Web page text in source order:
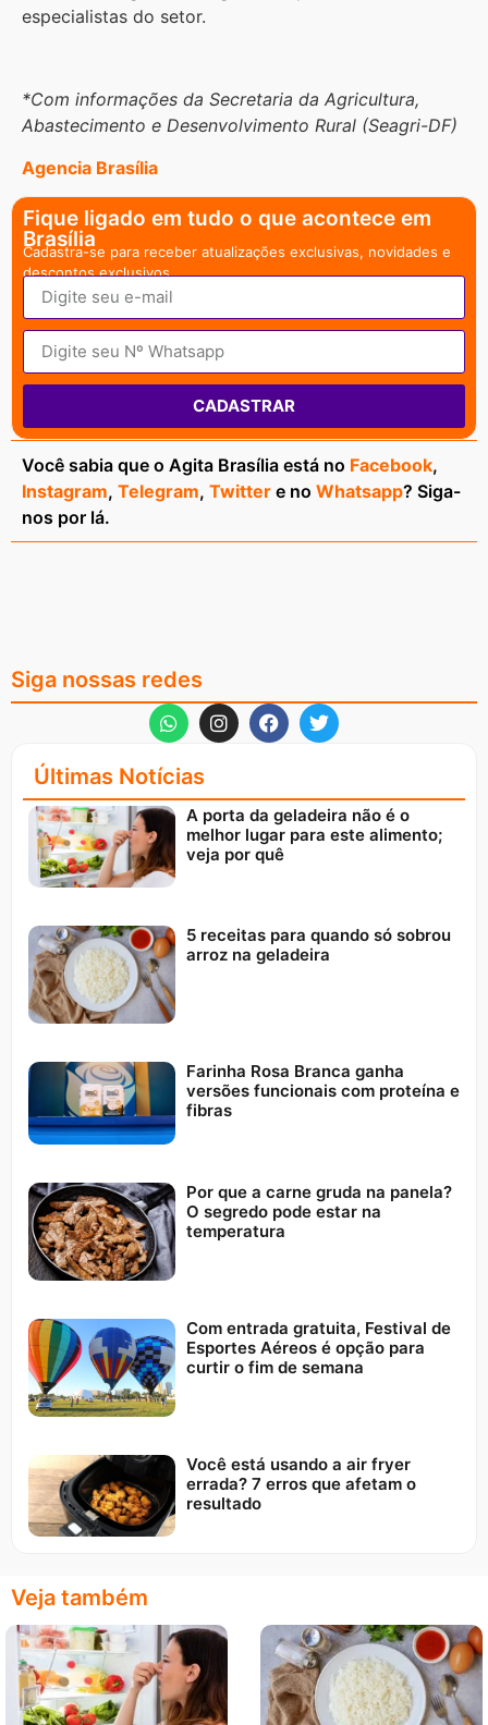
especialistas do setor.
*Com informações da Secretaria da Agricultura,
Abastecimento e Desenvolvimento Rural (Seagri-DF)
Agencia Brasília
Fique ligado em tudo o que acontece em
Brasília
Cadastra-se para receber atualizações exclusivas, novidades e
descontos exclusivos.
CADASTRAR
Você sabia que o Agita Brasília está no Facebook,
Instagram, Telegram, Twitter e no Whatsapp? Siga-
nos por lá.
Siga nossas redes
Últimas Notícias
A porta da geladeira não é o
melhor lugar para este alimento;
veja por quê
5 receitas para quando só sobrou
arroz na geladeira
Farinha Rosa Branca ganha
versões funcionais com proteína e
fibras
Por que a carne gruda na panela?
O segredo pode estar na
temperatura
Com entrada gratuita, Festival de
Esportes Aéreos é opção para
curtir o fim de semana
Você está usando a air fryer
errada? 7 erros que afetam o
resultado
Veja também